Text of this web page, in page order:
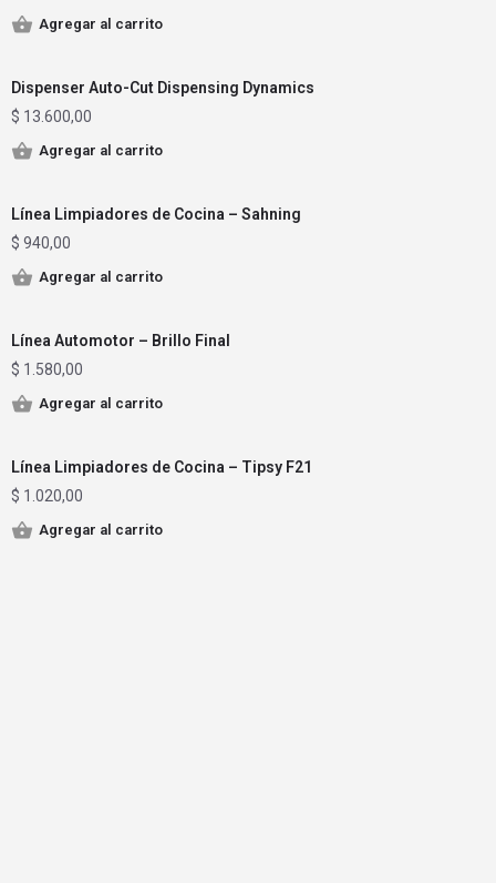
Agregar al carrito
Dispenser Auto-Cut Dispensing Dynamics
$ 13.600,00
Agregar al carrito
Línea Limpiadores de Cocina – Sahning
$ 940,00
Agregar al carrito
Línea Automotor – Brillo Final
$ 1.580,00
Agregar al carrito
Línea Limpiadores de Cocina – Tipsy F21
$ 1.020,00
Agregar al carrito